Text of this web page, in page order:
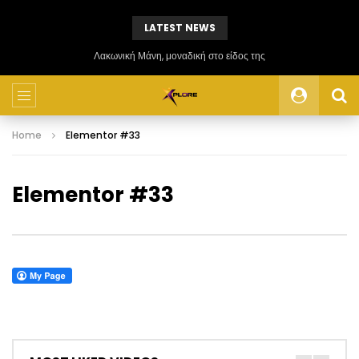
LATEST NEWS
Home Elementor #33
Elementor #33